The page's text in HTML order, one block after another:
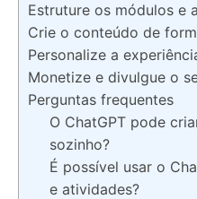
Estruture os módulos e
Crie o conteúdo de
Personalize a
Monetize e divulgue o
Perguntas frequentes
O ChatGPT pode
sozinho?
É possível usar o
e atividades?